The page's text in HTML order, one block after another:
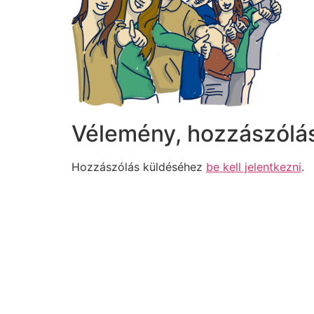
Vélemény,
Hozzászólás küldéséhez be kell jelentkezni.